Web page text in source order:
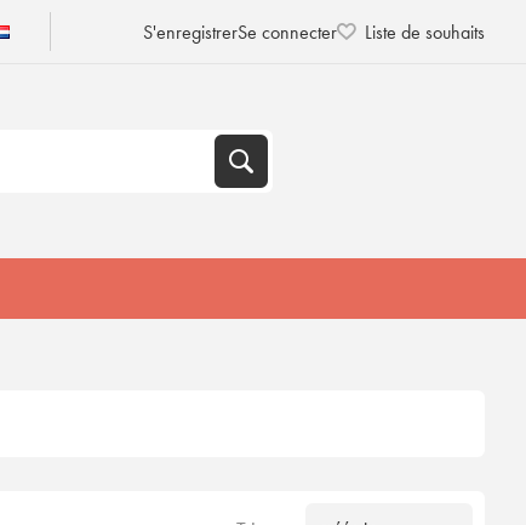
S'enregistrerSe connecter Liste de souhaits